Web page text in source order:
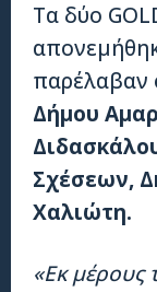
Τα δύο
παρέλαβαν
Δήμου
Σχέσεων,
Χαλιώτη.
«Εκ μέρους